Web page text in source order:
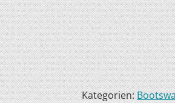
BOOTSWAGEN
LUKENDECKEL
RAM ZUBEHÖR
Kategorien: